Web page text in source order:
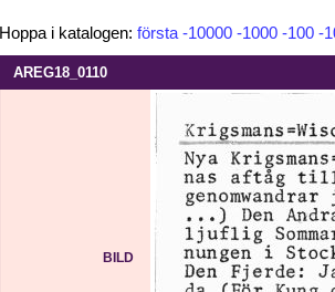
Hoppa i katalogen: första -10000 -1000 -100 -
AREG18_0110
BILD